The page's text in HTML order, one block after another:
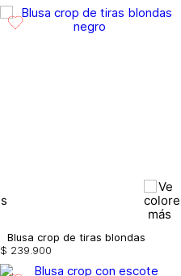
Blusa crop de tiras blondas
$ 239 900